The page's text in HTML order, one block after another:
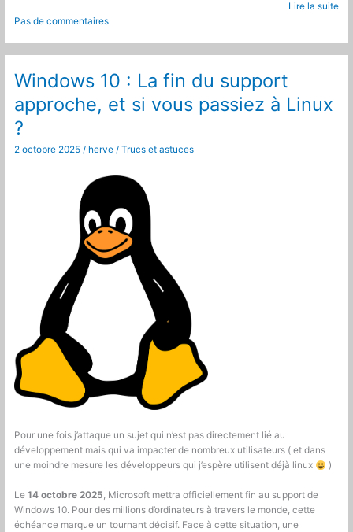
of
Presta,
en
2026
c’est
gratuit
Lire la suite
Pas de commentaires
Windows 10 : La fin du support
approche, et si vous passiez à Linux
?
2 octobre 2025/ herve/Trucs et astuces
Pour une fois j’attaque un sujet qui n’est pas directement lié au
développement mais qui va impacter de nombreux utilisateurs ( et dans
une moindre mesure les développeurs qui j’espère utilisent déjà linux
)
Le14 octobre 2025, Microsoft mettra officiellement fin au support de
Windows 10. Pour des millions d’ordinateurs à travers le monde, cette
échéance marque un tournant décisif. Face à cette situation, une